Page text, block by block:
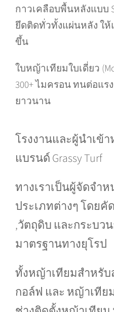
กาวเคลือบพื้นหลังแบบ
ยึดติดทั่วทั้งแผ่นหลัง ใ
ขึ้น
ใบหญ้าเทียมใบเดี่ยว
300+ ไมครอน ทนต่อแร
ยาวนาน
โรงงานและผู้นำเข้
แบรนด์ Grassy Turf
ทางเราเป็นผู้จัดจำ
ประเภทต่างๆ โดย
,วัตถุดิบ และกระบว
มาตรฐานทางยุโรป
ทั้งหญ้าเทียมสำหรั
กอล์ฟ และ หญ้าเที